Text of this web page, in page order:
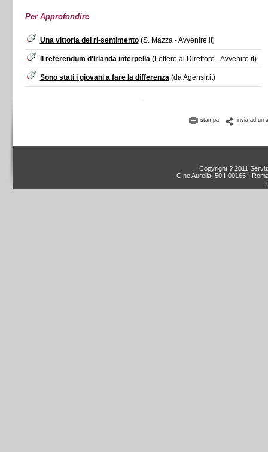
Per Approfondire
Una vittoria del ri-sentimento(S. Mazza - Avvenire.it)
Il referendum d'Irlanda interpella(Lettere al Direttore - Avvenire.it)
Sono stati i giovani a fare la differenza(da Agensir.it)
stampa invia ad un
Copyright ? 2011
C.ne Aurelia, 50 I-00165 -